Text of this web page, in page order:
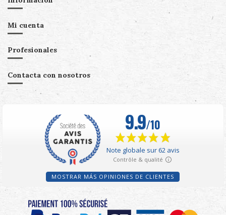
Mi cuenta
Profesionales
Contacta con nosotros
MOSTRAR MÁS OPINIONES DE CLIENTES